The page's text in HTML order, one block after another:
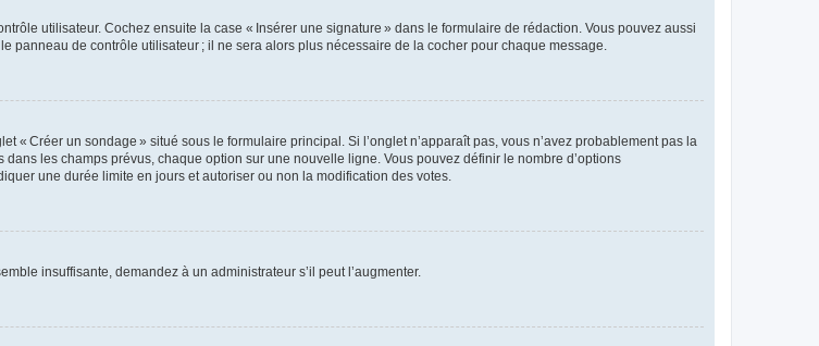
utilisateur. Cochez ensuite la case « Insérer une signature » dans le formulaire de rédaction. Vous pouvez aussi
panneau de contrôle utilisateur ; il ne sera alors plus nécessaire de la cocher pour chaque message.
« Créer un sondage » situé sous le formulaire principal. Si l’onglet n’apparaît pas, vous n’avez probablement pas la
les champs prévus, chaque option sur une nouvelle ligne. Vous pouvez définir le nombre d’options
une durée limite en jours et autoriser ou non la modification des votes.
insuffisante, demandez à un administrateur s’il peut l’augmenter.